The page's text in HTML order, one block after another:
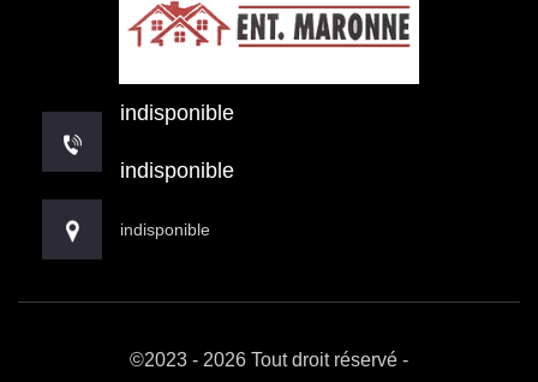
indisponible
indisponible
indisponible
©2023 - 2026 Tout droit réservé -